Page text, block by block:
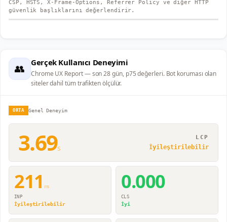
CSP, HSTS, X-Frame-Options, Referrer Policy ve diğer HTTP
güvenlik başlıklarını değerlendirir.
👥 Gerçek Kullanıcı Deneyimi
Chrome UX Report — son 28 gün, p75 değerleri. Bot koruması olan
siteler dahil tüm trafikten ölçülür.
ORTA Genel Deneyim
3.69s
LCP
İyileştirilebilir
211 ms
INP
İyileştirilebilir
0.000
CLS
İyi